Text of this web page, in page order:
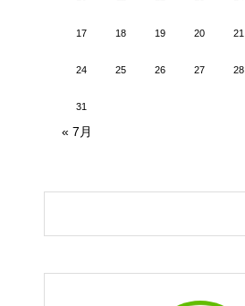
17 18 19 20 21
24 25 26 27 28
31
« 7月